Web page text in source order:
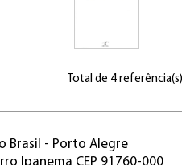
Total de 4
Brasil - Porto Alegre
Ipanema CEP 91760-000